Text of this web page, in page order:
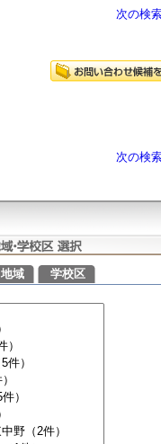
次の検
次の検
地域 学校区